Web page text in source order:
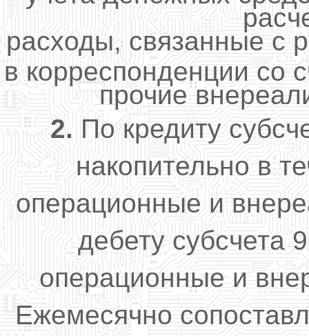
расходы, связанные с
в корреспонденции со
прочие
2. По кредиту
накопительно в
операционные и
дебету субсчета
операционные и
Ежемесячно